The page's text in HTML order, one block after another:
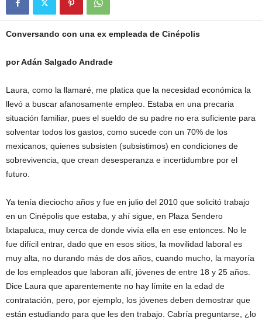
Conversando con una ex empleada de Cinépolis
por Adán Salgado Andrade
Laura, como la llamaré, me platica que la necesidad económica la
llevó a buscar afanosamente empleo. Estaba en una precaria
situación familiar, pues el sueldo de su padre no era suficiente para
solventar todos los gastos, como sucede con un 70% de los
mexicanos, quienes subsisten (subsistimos) en condiciones de
sobrevivencia, que crean desesperanza e incertidumbre por el
futuro.
Ya tenía dieciocho años y fue en julio del 2010 que solicitó trabajo
en un Cinépolis que estaba, y ahí sigue, en Plaza Sendero
Ixtapaluca, muy cerca de donde vivía ella en ese entonces. No le
fue difícil entrar, dado que en esos sitios, la movilidad laboral es
muy alta, no durando más de dos años, cuando mucho, la mayoría
de los empleados que laboran allí, jóvenes de entre 18 y 25 años.
Dice Laura que aparentemente no hay límite en la edad de
contratación, pero, por ejemplo, los jóvenes deben demostrar que
están estudiando para que les den trabajo. Cabría preguntarse, ¿lo